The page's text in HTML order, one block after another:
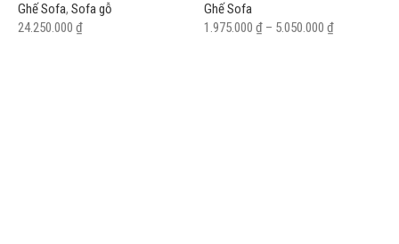
Ghế Sofa, Sofa gỗ
24.250.000 ₫
Ghế Sofa
1.975.000 ₫ – 5.050.000 ₫